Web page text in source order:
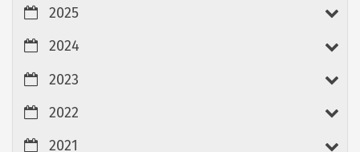
2025
2024
2023
2022
2021